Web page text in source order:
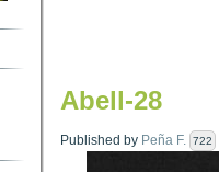
Abell-28
Published by Peña F. 722